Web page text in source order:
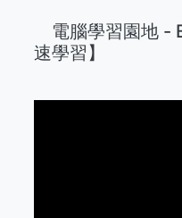
電腦學習園地 -
速學習】